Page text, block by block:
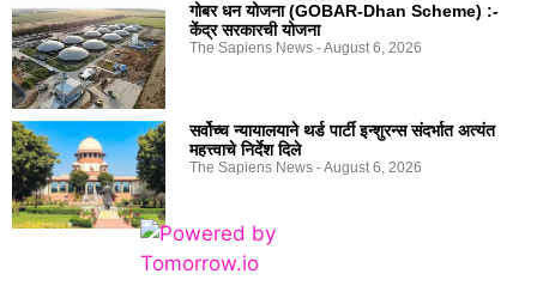
गोबर धन योजना (GOBAR-Dhan Scheme) :-
केंद्र सरकारची योजना
The Sapiens News August 6, 2026
सर्वोच्च न्यायालयाने थर्ड पार्टी इन्शुरन्स संदर्भात अत्यंत
महत्त्वाचे निर्देश दिले
The Sapiens News August 6, 2026